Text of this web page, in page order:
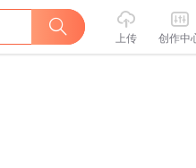
上传 创作中